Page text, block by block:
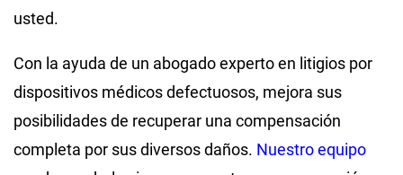
usted.
Con la ayuda de un abogado experto en litigios por
dispositivos médicos defectuosos, mejora sus
posibilidades de recuperar una compensación
completa por sus diversos daños. Nuestro equipo